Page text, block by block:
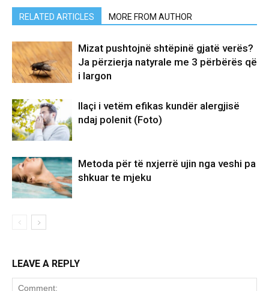
RELATED ARTICLES MORE FROM AUTHOR
Mizat pushtojnë shtëpinë gjatë verës?
Ja përzierja natyrale me 3 përbërës që
i largon
Ilaçi i vetëm efikas kundër alergjisë
ndaj polenit (Foto)
Metoda për të nxjerrë ujin nga veshi pa
shkuar te mjeku
LEAVE A REPLY